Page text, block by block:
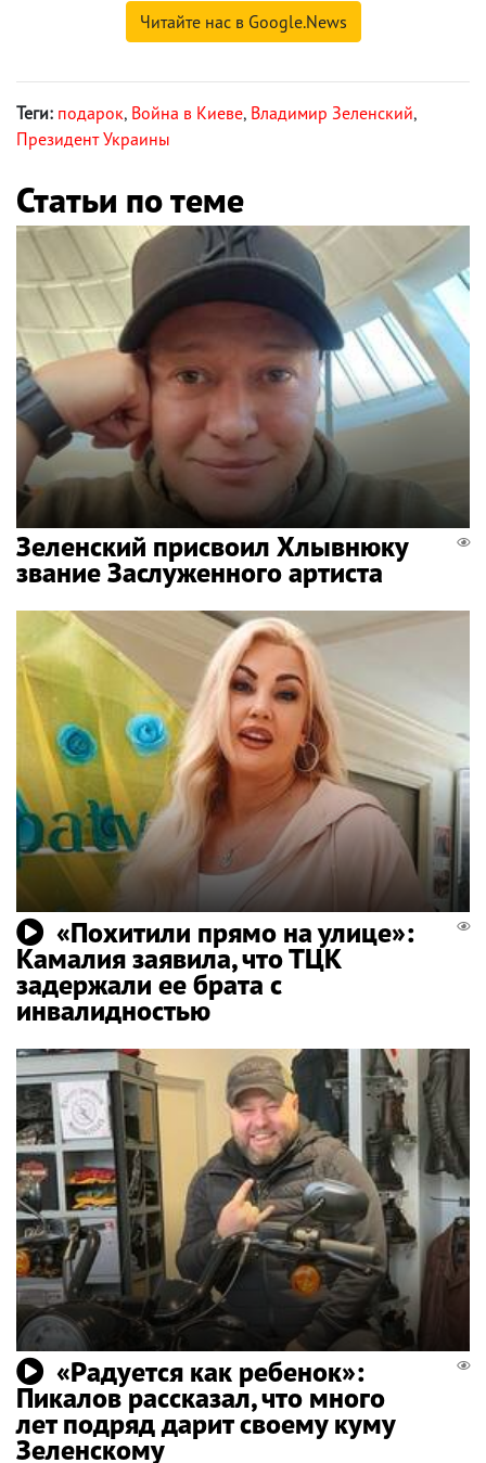
Читайте нас в Google.News
Теги: подарок, Война в Киеве, Владимир Зеленский,
Президент Украины
Статьи по теме
Зеленский присвоил Хлывнюку
звание Заслуженного артиста
«Похитили прямо на улице»:
Камалия заявила, что ТЦК
задержали ее брата с
инвалидностью
«Радуется как ребенок»:
Пикалов рассказал, что много
лет подряд дарит своему куму
Зеленскому